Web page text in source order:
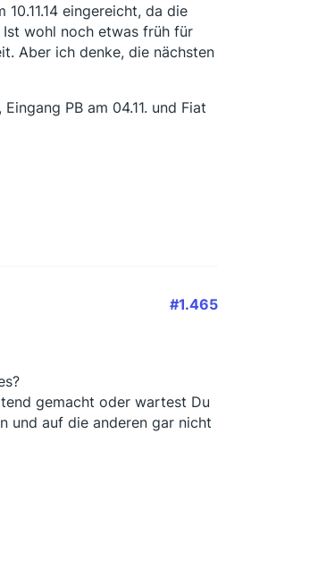
eingereicht, da die
wohl noch etwas früh für
Aber ich denke, die nächsten
PB am 04.11. und Fiat
#1.465
gemacht oder wartest Du
und auf die anderen gar nicht